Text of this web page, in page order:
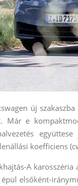
új
Már e
koefficiens
A
elsőként-